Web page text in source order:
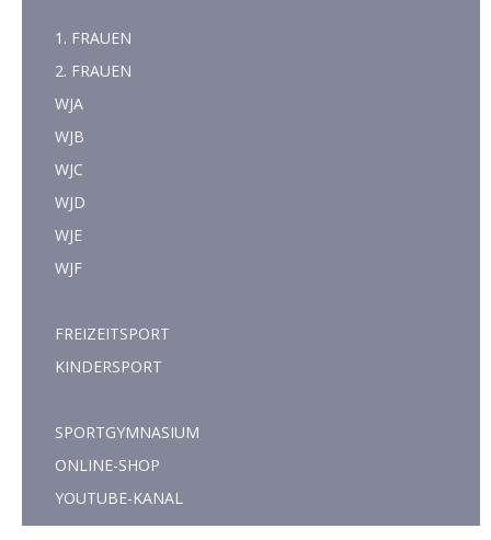
1. FRAUEN
2. FRAUEN
WJA
WJB
WJC
WJD
WJE
WJF
FREIZEITSPORT
KINDERSPORT
SPORTGYMNASIUM
ONLINE-SHOP
YOUTUBE-KANAL